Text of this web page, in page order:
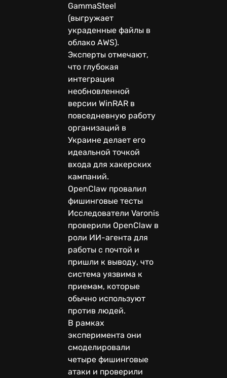
GammaSteel
(выгружает
украденные файлы в
облако AWS).
Эксперты отмечают,
что глубокая
интеграция
необновленной
версии WinRAR в
повседневную работу
организаций в
Украине делает его
идеальной точкой
входа для хакерских
кампаний.
OpenClaw провалил
фишинговые тесты
Исследователи Varonis
проверили OpenClaw в
роли ИИ-агента для
работы с почтой и
пришли к выводу, что
система уязвима к
приемам, которые
обычно используют
против людей.
В рамках
эксперимента они
смоделировали
четыре фишинговые
атаки и проверили